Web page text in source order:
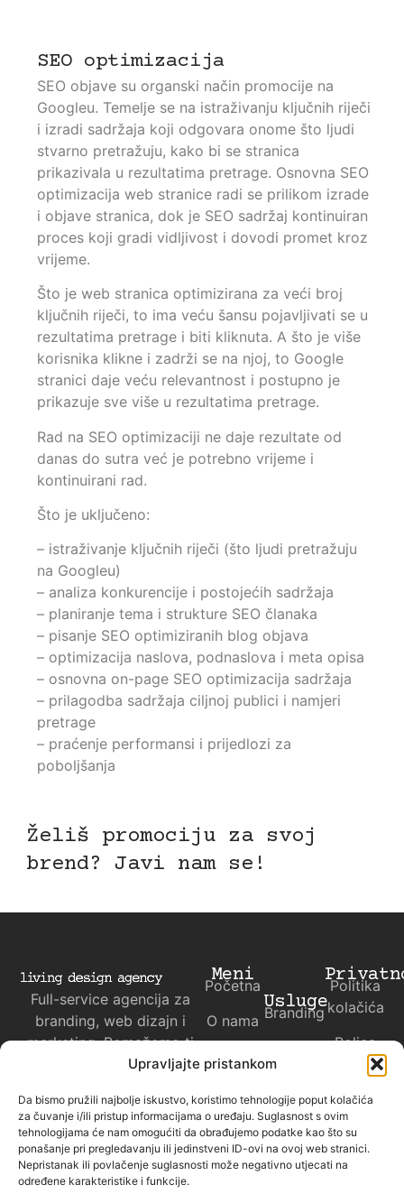
Upravljajte pristankom
Da bismo pružili najbolje iskustvo, koristimo tehnologije poput kolačića
za čuvanje i/ili pristup informacijama o uređaju. Suglasnost s ovim
tehnologijama će nam omogućiti da obrađujemo podatke kao što su
ponašanje pri pregledavanju ili jedinstveni ID-ovi na ovoj web stranici.
Nepristanak ili povlačenje suglasnosti može negativno utjecati na
određene karakteristike i funkcije.
SEO optimizacija
SEO objave su organski način promocije na
Googleu. Temelje se na istraživanju ključnih riječi
i izradi sadržaja koji odgovara onome što ljudi
stvarno pretražuju, kako bi se stranica
prikazivala u rezultatima pretrage. Osnovna SEO
optimizacija web stranice radi se prilikom izrade
i objave stranica, dok je SEO sadržaj kontinuiran
proces koji gradi vidljivost i dovodi promet kroz
vrijeme.
Što je web stranica optimizirana za veći broj
ključnih riječi, to ima veću šansu pojavljivati se u
rezultatima pretrage i biti kliknuta. A što je više
korisnika klikne i zadrži se na njoj, to Google
stranici daje veću relevantnost i postupno je
prikazuje sve više u rezultatima pretrage.
Rad na SEO optimizaciji ne daje rezultate od
danas do sutra već je potrebno vrijeme i
kontinuirani rad.
Što je uključeno:
– istraživanje ključnih riječi (što ljudi pretražuju
na Googleu)
– analiza konkurencije i postojećih sadržaja
– planiranje tema i strukture SEO članaka
– pisanje SEO optimiziranih blog objava
– optimizacija naslova, podnaslova i meta opisa
– osnovna on-page SEO optimizacija sadržaja
– prilagodba sadržaja ciljnoj publici i namjeri
pretrage
– praćenje performansi i prijedlozi za
poboljšanja
Želiš promociju za svoj
brend? Javi nam se!
Full-service agencija za
branding, web dizajn i
marketing. Pomažemo ti
da ispričaš svoju priču
Meni
Početna
O nama
Kontakt
Usluge
Branding
dizajn
Marketing
Projekti
Politika
kolačića
Polica
privatnosti
Saznaj korisne